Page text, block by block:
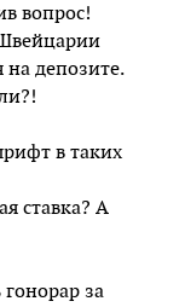
вопрос!
на депозите.
в таких
ставка? А
за